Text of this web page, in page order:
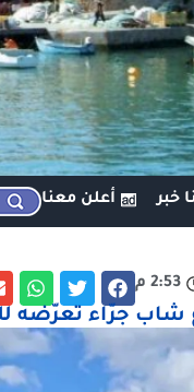
خبر أعلن معنا
2:53 م
جرّاء تعرّضه